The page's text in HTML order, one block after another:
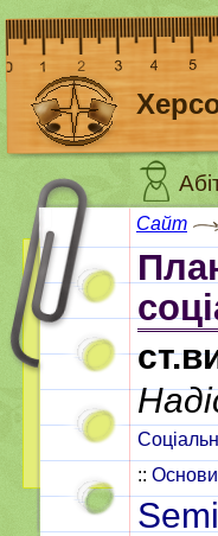
Сайт
::